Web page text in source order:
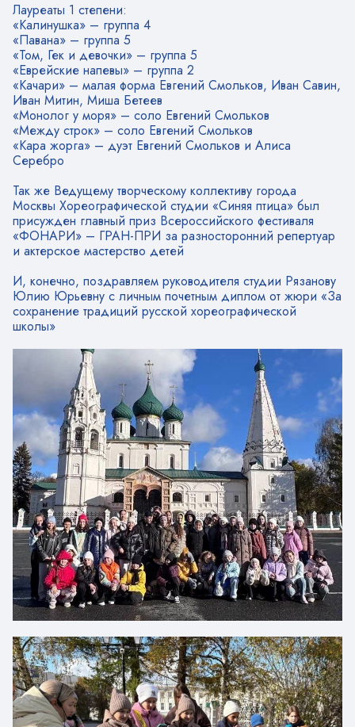
Лауреаты 1 степени:
«Калинушка» – группа 4
«Павана» – группа 5
«Том, Гек и девочки» – группа 5
«Еврейские напевы» – группа 2
«Качари» – малая форма Евгений Смольков, Иван Савин,
Иван Митин, Миша Бетеев
«Монолог у моря» – соло Евгений Смольков
«Между строк» – соло Евгений Смольков
«Кара жорга» – дуэт Евгений Смольков и Алиса
Серебро
Так же Ведущему творческому коллективу города
Москвы Хореографической студии «Синяя птица» был
присужден главный приз Всероссийского фестиваля
«ФОНАРИ» – ГРАН-ПРИ за разносторонний репертуар
и актерское мастерство детей
И, конечно, поздравляем руководителя студии Рязанову
Юлию Юрьевну с личным почетным диплом от жюри «За
сохранение традиций русской хореографической
школы»